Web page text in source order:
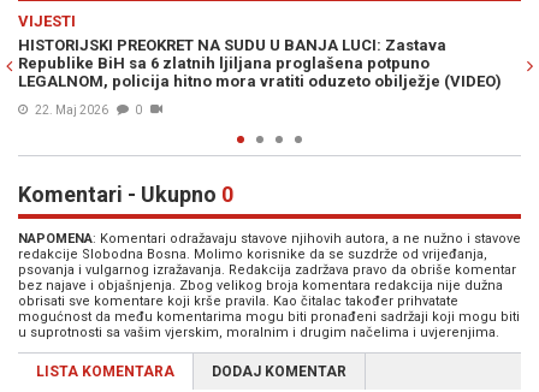
(VIDEO)
NESVAKIDAŠNJI PRIZORI IZ BH. GRADA: Dva
nasred ulice (VIDEO)
21. Maj 2026
Komentari - Ukupno 0
NAPOMENA: Komentari odražavaju stavove njihovih autora, a ne nužno i stavove
redakcije Slobodna Bosna. Molimo korisnike da se suzdrže od vrijeđanja,
psovanja i vulgarnog izražavanja. Redakcija zadržava pravo da obriše komentar
bez najave i objašnjenja. Zbog velikog broja komentara redakcija nije dužna
obrisati sve komentare koji krše pravila. Kao čitalac također prihvatate
mogućnost da među komentarima mogu biti pronađeni sadržaji koji mogu biti
u suprotnosti sa vašim vjerskim, moralnim i drugim načelima i uvjerenjima.
LISTA KOMENTARA DODAJ KOMENTAR